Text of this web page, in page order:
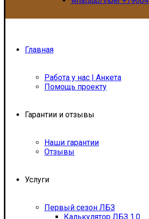
Главная
Работа у нас | Анкета
Помощь проекту
Гарантии и отзывы
Наши гарантии
Отзывы
Услуги
Первый сезон ЛБЗ
Калькулятор ЛБЗ 1.0